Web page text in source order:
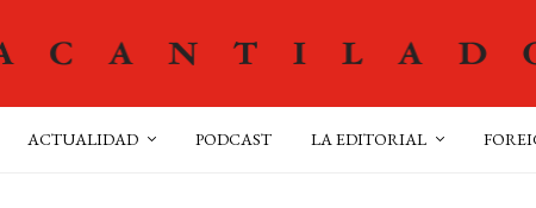
ACTUALIDAD PODCAST LA EDITORIAL